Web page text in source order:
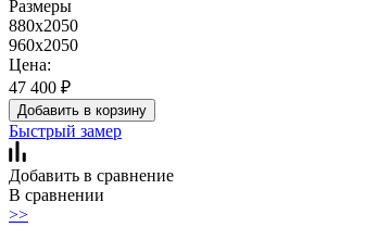
Размеры
880x2050
960x2050
Цена:
47 400 ₽
Добавить в корзину
Быстрый замер
Добавить в сравнение
В сравнении
>>